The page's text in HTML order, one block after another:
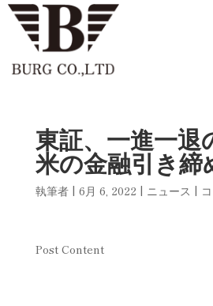
東証、一進一
米の金融引き締
執筆者 | 6月 6, 2022 | ニュース |
Post Content